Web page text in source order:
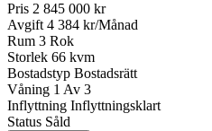
Pris 2 845 000 kr
Avgift 4 384 kr/Månad
Rum 3 Rok
Storlek 66 kvm
Bostadstyp Bostadsrätt
Våning 1 Av 3
Inflyttning Inflyttningsklart
Status Såld